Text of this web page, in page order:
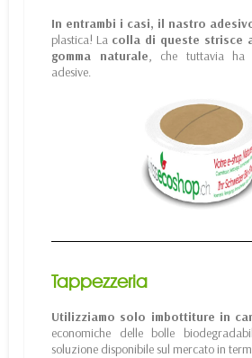
In entrambi i casi, il nastro
plastica! La colla di queste strisce
gomma naturale, che tuttavia ha
adesive.
Tappezzeria
Utilizziamo solo imbottiture in
economiche delle bolle
soluzione disponibile sul mercato in